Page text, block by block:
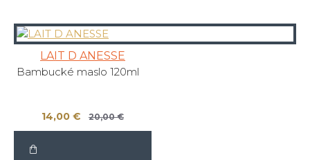
LAIT D ANESSE
Bambucké maslo 120ml
14,00 € 20,00 €